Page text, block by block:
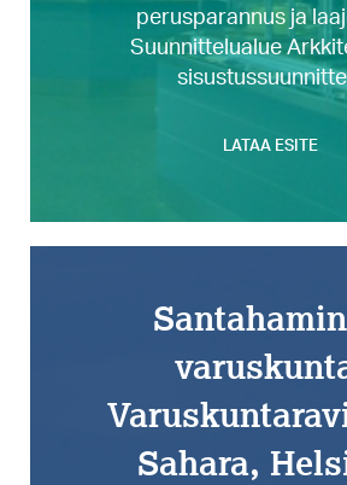
perusparannus ja
Suunnittelualue
LATAA ESITE
Sahara,